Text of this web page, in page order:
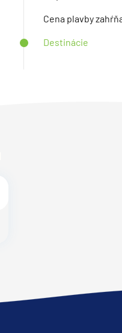
Cena plavby
Destinácie